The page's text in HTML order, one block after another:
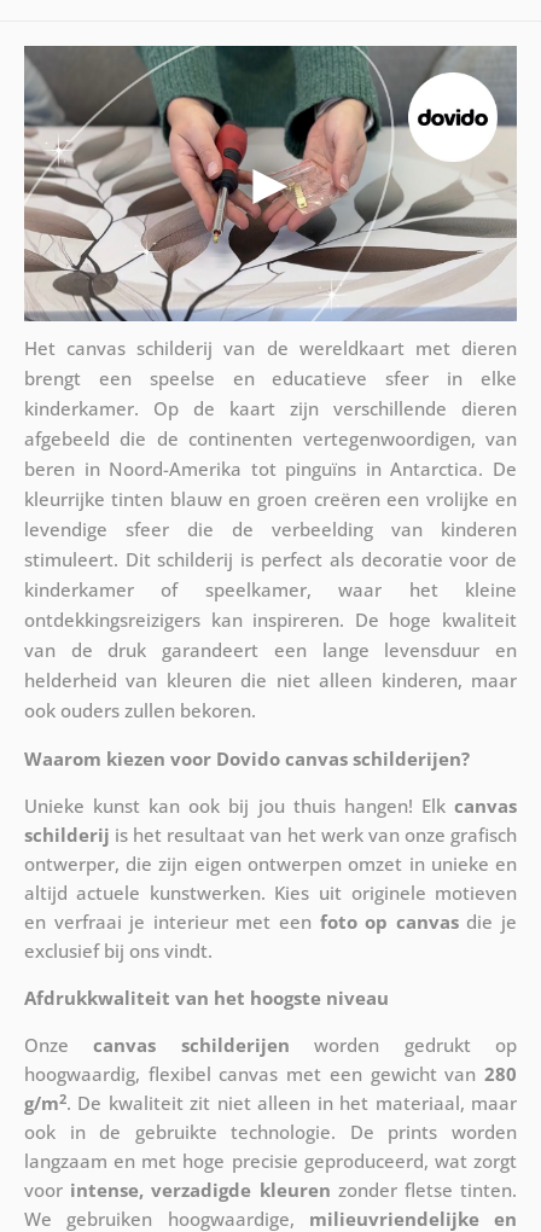
Het canvas schilderij van de wereldkaart met dieren
brengt een speelse en educatieve sfeer in elke
kinderkamer. Op de kaart zijn verschillende dieren
afgebeeld die de continenten vertegenwoordigen, van
beren in Noord-Amerika tot pinguïns in Antarctica. De
kleurrijke tinten blauw en groen creëren een vrolijke en
levendige sfeer die de verbeelding van kinderen
stimuleert. Dit schilderij is perfect als decoratie voor de
kinderkamer of speelkamer, waar het kleine
ontdekkingsreizigers kan inspireren. De hoge kwaliteit
van de druk garandeert een lange levensduur en
helderheid van kleuren die niet alleen kinderen, maar
ook ouders zullen bekoren.
Waarom kiezen voor Dovido canvas schilderijen?
Unieke kunst kan ook bij jou thuis hangen! Elkcanvas
schilderij is het resultaat van het werk van onze grafisch
ontwerper, die zijn eigen ontwerpen omzet in unieke en
altijd actuele kunstwerken. Kies uit originele motieven
en verfraai je interieur met een foto op canvasdie je
exclusief bij ons vindt.
Afdrukkwaliteit van het hoogste niveau
Onzecanvas schilderijen worden gedrukt op
hoogwaardig, flexibel canvas met een gewicht van280
g/m2. De kwaliteit zit niet alleen in het materiaal, maar
ook in de gebruikte technologie. De prints worden
langzaam en met hoge precisie geproduceerd, wat zorgt
voor intense, verzadigde kleuren zonder fletse tinten.
We gebruiken hoogwaardige, milieuvriendelijke en